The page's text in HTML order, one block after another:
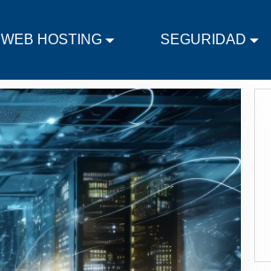
WEB HOSTING SEGURIDAD